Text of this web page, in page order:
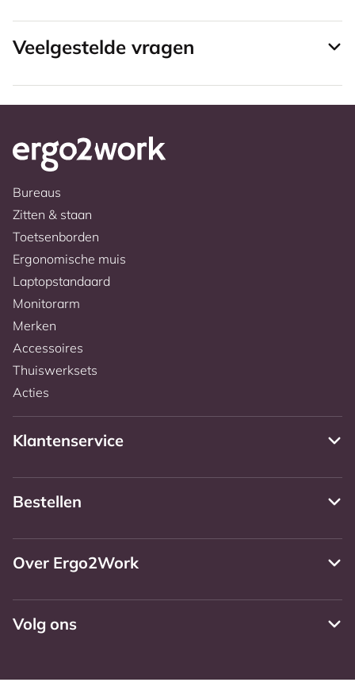
Veelgestelde vragen
Bureaus
Zitten & staan
Toetsenborden
Ergonomische muis
Laptopstandaard
Monitorarm
Merken
Accessoires
Thuiswerksets
Acties
Klantenservice
Bestellen
Over Ergo2Work
Volg ons